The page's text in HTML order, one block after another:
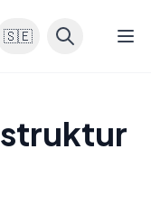
🇸🇪